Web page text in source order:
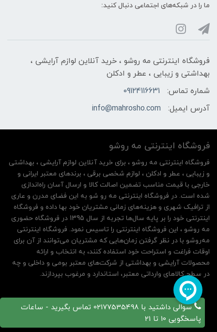
ما را در شبکه‌های اجتماعی دنبال کنید:
فروشگاه اینترنتی مه‌ رو‌شو ، خرید آنلاین لوازم آرایشی ،
بهداشتی و زیبایی ، عطر و ادکلن
شماره تماس:
09124116631
آدرس ایمیل:
info@mahrosho.com
سوالی داشتید با 02177535498 تماس بگیرید - ساعات
پاسخگویی 10 تا 21
فروشگاه اینترنتی مه‌ رو‌شو
فروشگاه اینترنتی مه‌ رو‌شو ، برای خرید آنلاین لوازم آرایشی ، بهداشتی
و زیبایی ، عطر و ادکلن ، لوازم شخصی برقی ، برندهای معتبر ایرانی و
خارجی با قیمت مناسب تضمین اصالت کالا و ارسال آسان راه‌اندازی
شده است. در فروشگاه اینترنتی مه رو شو به این فضای مدرن و عاری
از ترافیک شهری و هزینه‌های زمانی مشتریان خود بها داده و فروشگاه
اینترنتی خود را بر پایه سال‌ها تجربه از سال 1395 در فروشگاه حضوری
مه روشو ، این فروشگاه اینترنتی را تاسیس نمود. فروشگاه اینترنتی
مه‌رو‌شو با در نظر گرفتن زمان‌هایی که مشتریان می‌توانند از آن‌ برای
اوقات فراغت و استراحت خود استفاده کنند، به انتخاب و ارائه
محصولات آرایشی و بهداشتی از شرکت‌های معتبر بومی و داخلی و چه
در سطح کالاهای وارداتی معتبر، استاندارد و مرغوب بپردازند.